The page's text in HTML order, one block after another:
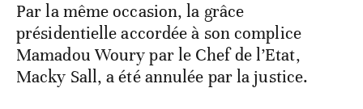
Par la même occasion, la grâce
présidentielle accordée à son complice
Mamadou Woury par le Chef de l’Etat,
Macky Sall, a été annulée par la justice.